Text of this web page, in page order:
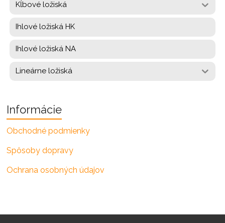
Kĺbové ložiská
Ihlové ložiská HK
Ihlové ložiská NA
Lineárne ložiská
Informácie
Obchodné podmienky
Spôsoby dopravy
Ochrana osobných údajov